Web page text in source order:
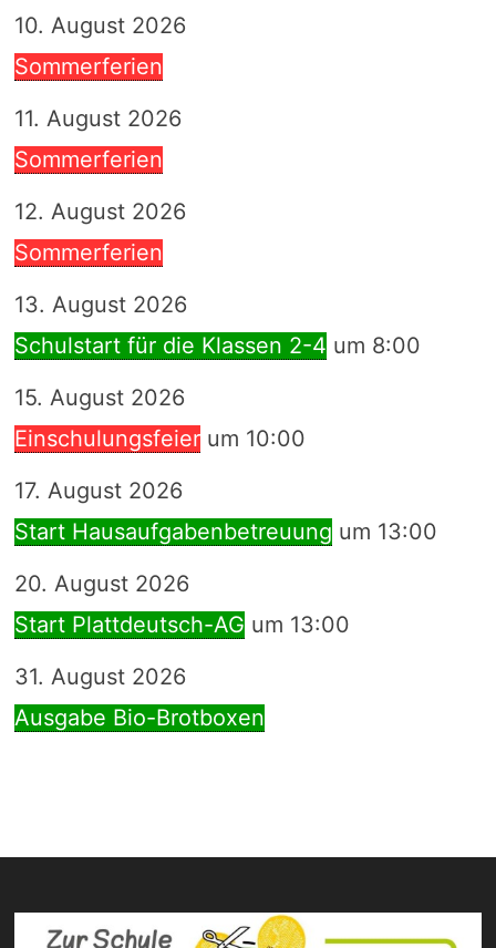
10. August 2026
Sommerferien
11. August 2026
Sommerferien
12. August 2026
Sommerferien
13. August 2026
Schulstart für die Klassen 2-4 um 8:00
15. August 2026
Einschulungsfeier um 10:00
17. August 2026
Start Hausaufgabenbetreuung um 13:00
20. August 2026
Start Plattdeutsch-AG um 13:00
31. August 2026
Ausgabe Bio-Brotboxen